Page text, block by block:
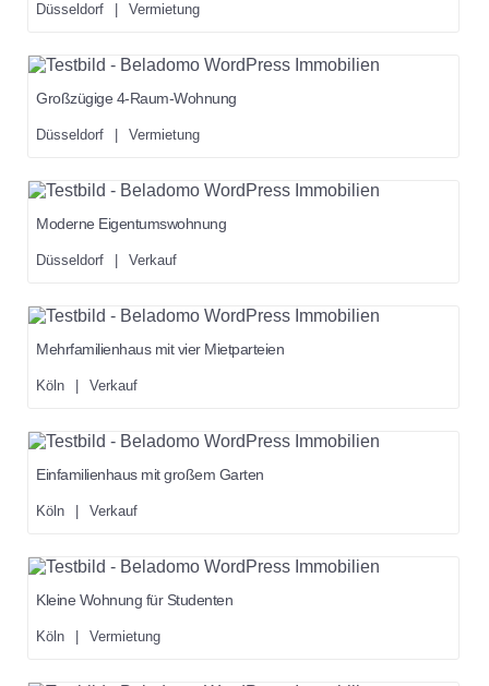
Düsseldorf Vermietung
Großzügige 4-Raum-Wohnung
Düsseldorf Vermietung
Moderne Eigentumswohnung
Düsseldorf Verkauf
Mehrfamilienhaus mit vier Mietparteien
Köln Verkauf
Einfamilienhaus mit großem Garten
Köln Verkauf
Kleine Wohnung für Studenten
Köln Vermietung